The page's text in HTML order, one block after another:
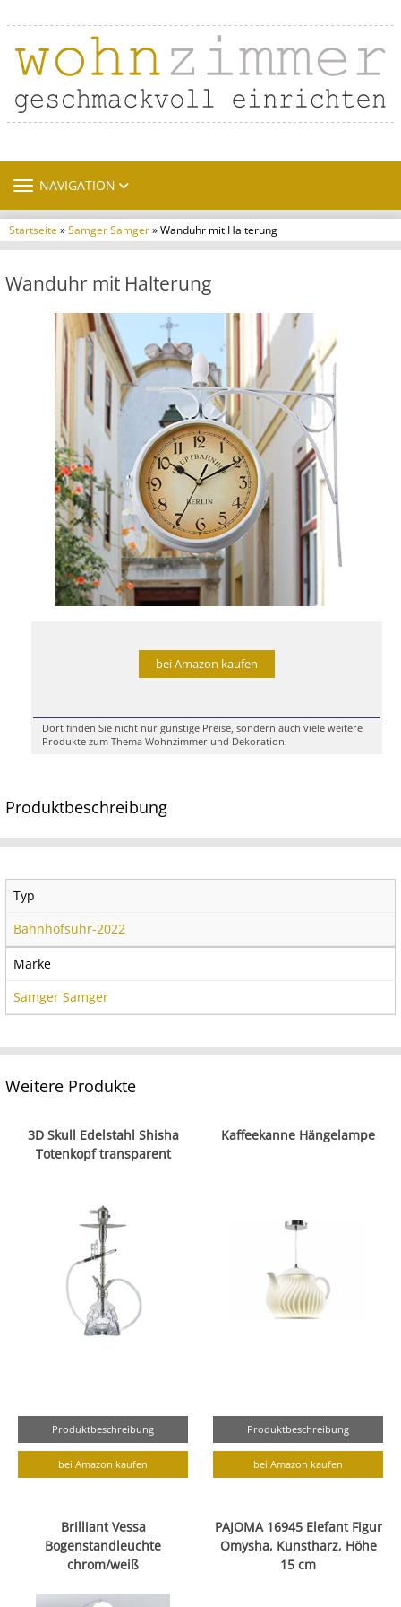
TOGGLE NAVIGATION
NAVIGATION
Startseite»Samger Samger» Wanduhr mit Halterung
Wanduhr mit Halterung
bei Amazon kaufen
Dort finden Sie nicht nur günstige Preise, sondern auch viele weitere
Produkte zum Thema Wohnzimmer und Dekoration.
Produktbeschreibung
Typ
Bahnhofsuhr-2022
Marke
Samger Samger
Weitere Produkte
3D Skull Edelstahl Shisha
Totenkopf transparent
Produktbeschreibung
bei Amazon kaufen
Kaffeekanne Hängelampe
Produktbeschreibung
bei Amazon kaufen
Brilliant Vessa
Bogenstandleuchte
chrom/weiß
PAJOMA 16945 Elefant Figur
Omysha, Kunstharz, Höhe
15 cm